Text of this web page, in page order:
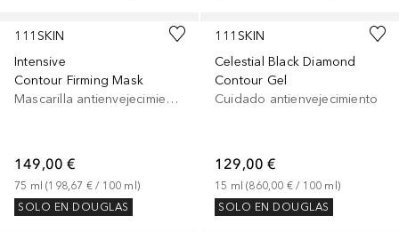
111SKIN
Intensive
Contour Firming Mask
Mascarilla antienvejecimiento
149,00 €
75 ml (198,67 € / 100 ml )
SOLO EN DOUGLAS
111SKIN
Celestial Black Diamond
Contour Gel
Cuidado antienvejecimiento
129,00 €
15 ml (860,00 € / 100 ml )
SOLO EN DOUGLAS